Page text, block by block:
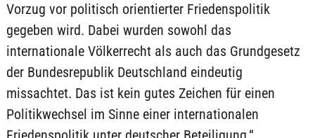
Vorzug vor politisch orientierter Friedenspolitik
gegeben wird. Dabei wurden sowohl das
internationale Völkerrecht als auch das Grundgesetz
der Bundesrepublik Deutschland eindeutig
missachtet. Das ist kein gutes Zeichen für einen
Politikwechsel im Sinne einer internationalen